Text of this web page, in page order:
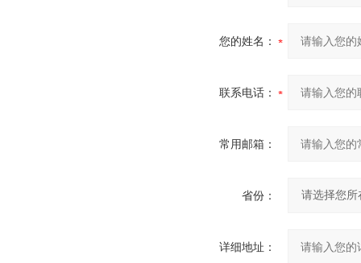
您的姓名：
联系电话：
常用邮箱：
省份：
详细地址：